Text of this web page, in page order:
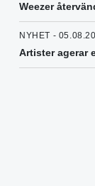
Weezer
NYHET -
Artister agerar